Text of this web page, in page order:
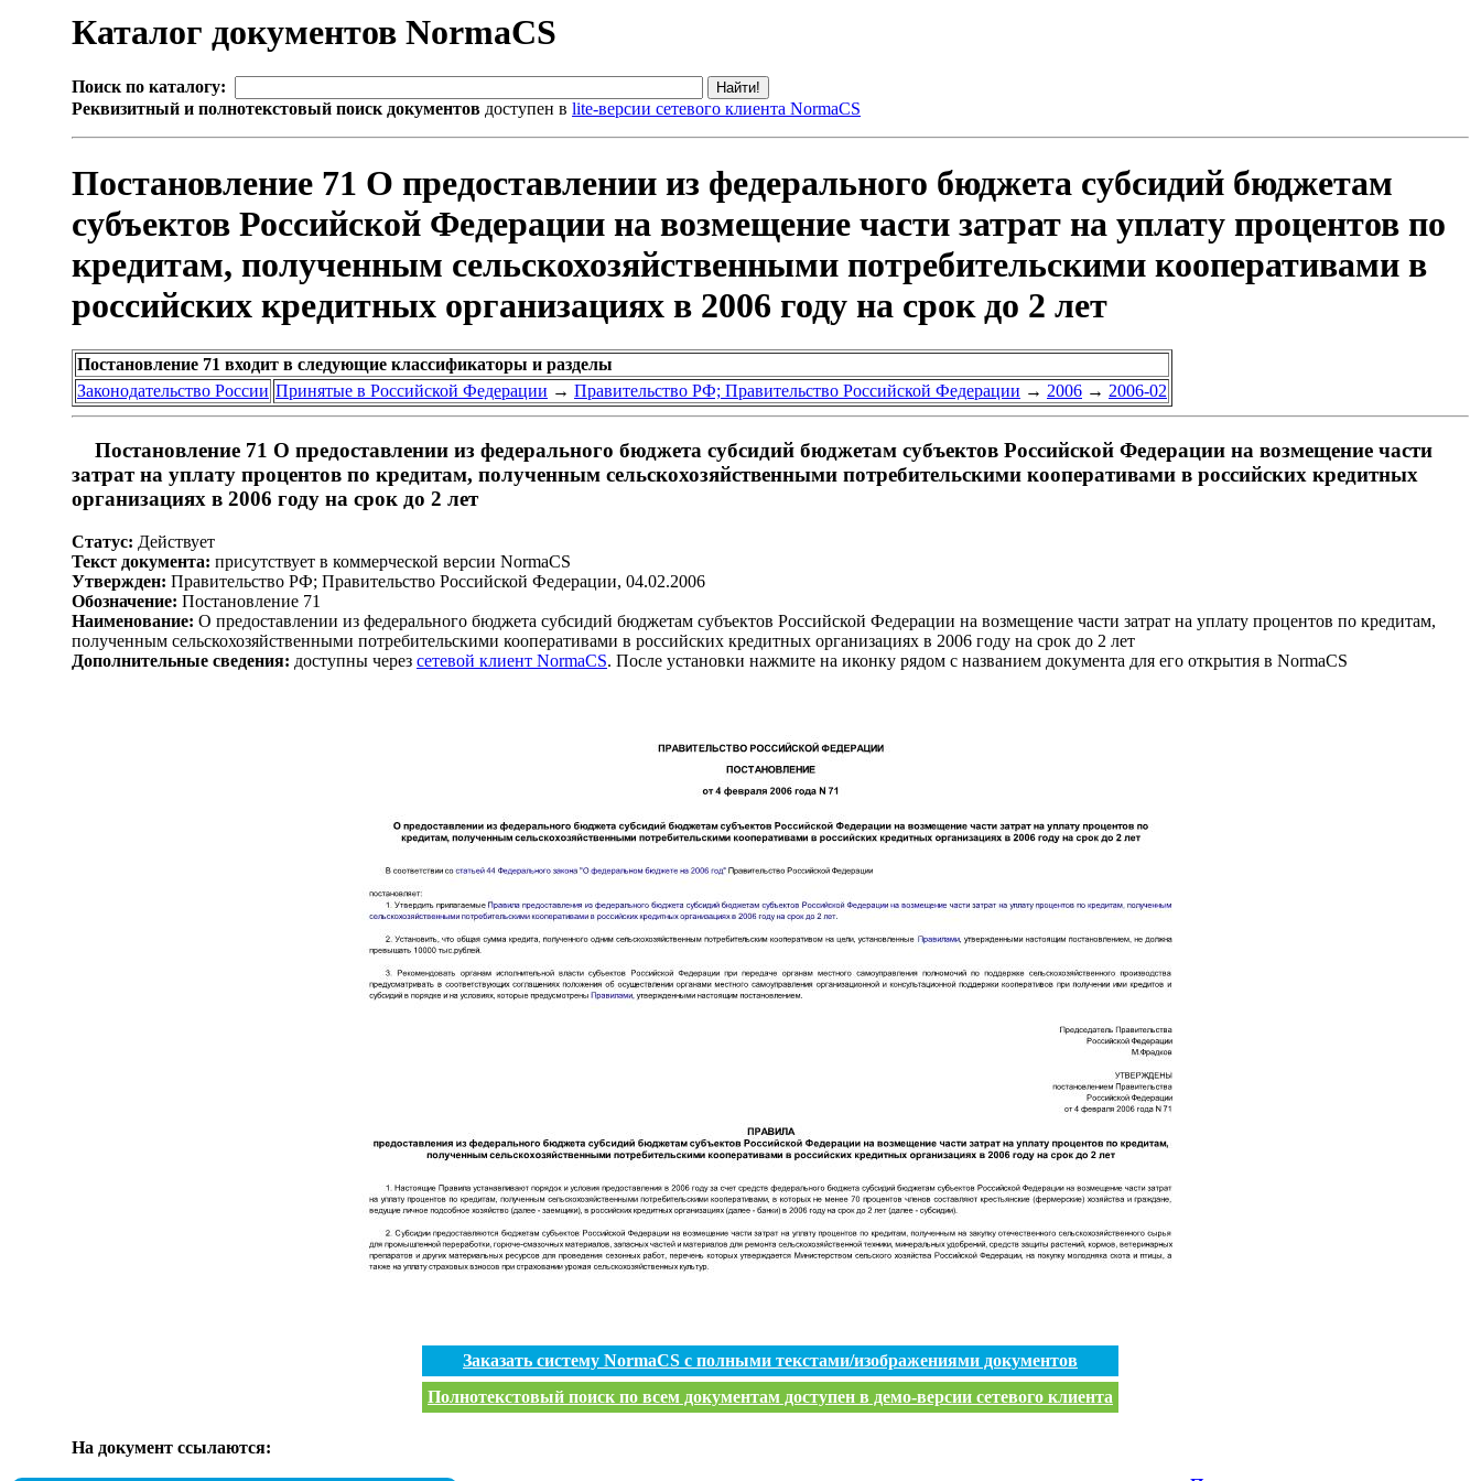
Каталог документов NormaCS
Поиск по каталогу:
Реквизитный и полнотекстовый поиск документов доступен в lite-версии сетевого клиента NormaCS
Постановление 71 О предоставлении из федерального бюджета субсидий бюджетам
субъектов Российской Федерации на возмещение части затрат на уплату процентов по
кредитам, полученным сельскохозяйственными потребительскими кооперативами в
российских кредитных организациях в 2006 году на срок до 2 лет
Постановление 71 входит в следующие классификаторы и разделы
Законодательство России Принятые в Российской Федерации → Правительство РФ; Правительство Российской Федерации → 2006 → 2006-02
Постановление 71 О предоставлении из федерального бюджета субсидий бюджетам субъектов Российской Федерации на возмещение части
затрат на уплату процентов по кредитам, полученным сельскохозяйственными потребительскими кооперативами в российских кредитных
организациях в 2006 году на срок до 2 лет
Статус: Действует
Текст документа: присутствует в коммерческой версии NormaCS
Утвержден: Правительство РФ; Правительство Российской Федерации, 04.02.2006
Обозначение: Постановление 71
Наименование: О предоставлении из федерального бюджета субсидий бюджетам субъектов Российской Федерации на возмещение части затрат на уплату процентов по кредитам,
полученным сельскохозяйственными потребительскими кооперативами в российских кредитных организациях в 2006 году на срок до 2 лет
Дополнительные сведения: доступны через сетевой клиент NormaCS. После установки нажмите на иконку рядом с названием документа для его открытия в NormaCS
Заказать систему NormaCS с полными текстами/изображениями документов
Полнотекстовый поиск по всем документам доступен в демо-версии сетевого клиента
На документ ссылаются: